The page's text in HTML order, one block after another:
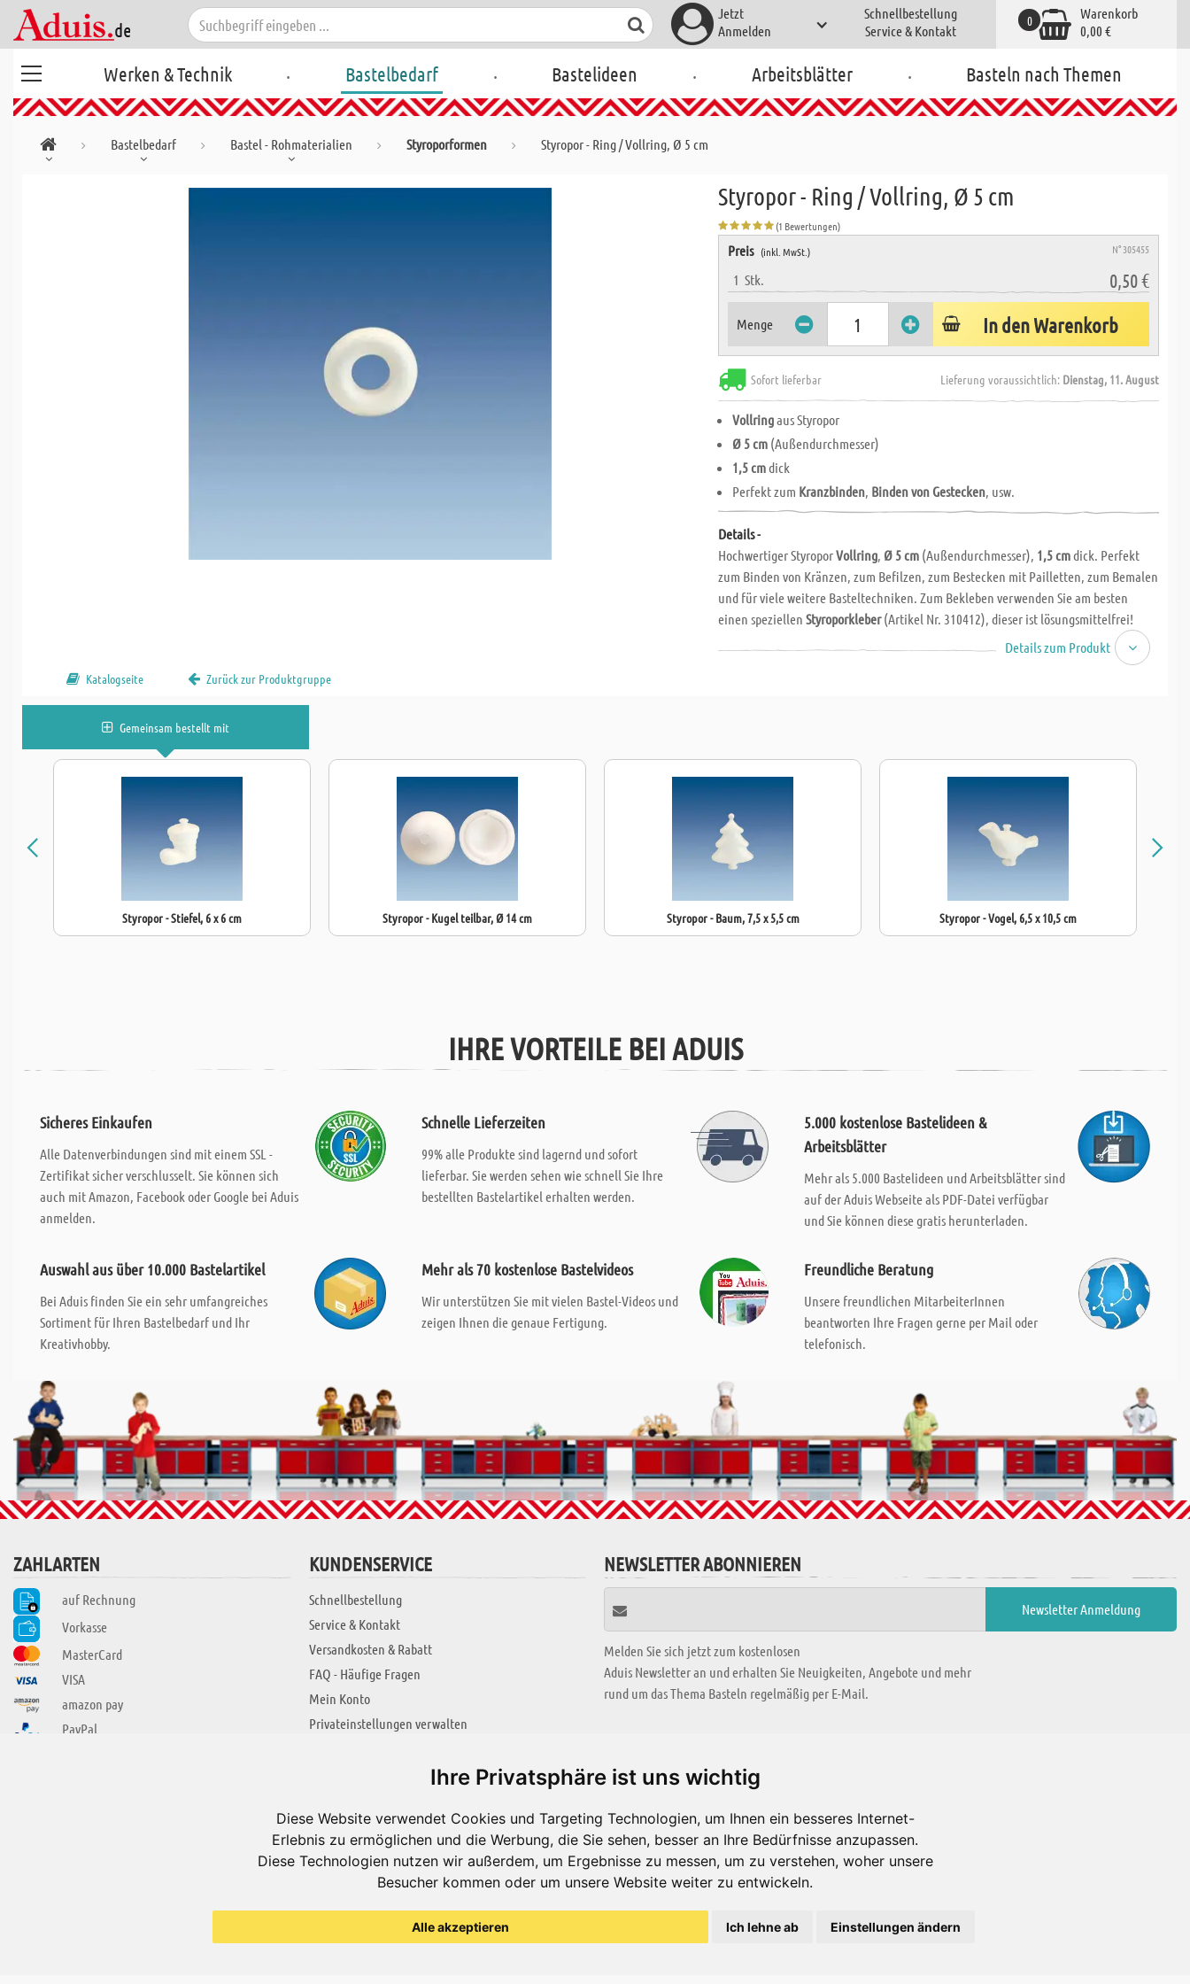
Ihre Privatsphäre ist uns wichtig
Diese Website verwendet Cookies und Targeting Technologien, um Ihnen ein besseres Internet-
Erlebnis zu ermöglichen und die Werbung, die Sie sehen, besser an Ihre Bedürfnisse anzupassen.
Diese Technologien nutzen wir außerdem, um Ergebnisse zu messen, um zu verstehen, woher unsere
Besucher kommen oder um unsere Website weiter zu entwickeln.
Alle akzeptieren Ich lehne ab Einstellungen ändern
Jetzt
Anmelden
Schnellbestellung
Service & Kontakt
Warenkorb
0,00 €
0
Werken & Technik . Bastelbedarf . Bastelideen . Arbeitsblätter . Basteln nach Themen
Bastelbedarf Bastel - Rohmaterialien Styroporformen Styropor - Ring / Vollring, Ø 5 cm
Styropor - Ring / Vollring, Ø 5 cm
(1 Bewertungen)
Preis (inkl. MwSt.) N° 305455
1Stk. 0,50 €
Menge In den Warenkorb
Sofort lieferbar Lieferung voraussichtlich: Dienstag, 11. August
Vollringaus Styropor
Ø 5 cm (Außendurchmesser)
1,5 cmdick
Perfekt zum Kranzbinden, Binden von Gestecken, usw.
Details -
Hochwertiger StyroporVollring, Ø 5 cm (Außendurchmesser), 1,5 cmdick. Perfekt
zum Binden von Kränzen, zum Befilzen, zum Bestecken mit Pailletten, zum Bemalen
und für viele weitere Basteltechniken. Zum Bekleben verwenden Sie am besten
einen speziellenStyroporkleber(Artikel Nr. 310412), dieser ist lösungsmittelfrei!
Details zum Produkt
Katalogseite Zurück zur Produktgruppe
Gemeinsam bestellt mit
Styropor - Stiefel, 6 x 6 cm Styropor - Kugel teilbar, Ø 14 cm Styropor - Baum, 7,5 x 5,5 cm Styropor - Vogel, 6,5 x 10,5 cm
IHRE VORTEILE BEI ADUIS
Sicheres Einkaufen
Alle Datenverbindungen sind mit einem SSL -
Zertifikat sicher verschlusselt. Sie können sich
auch mit Amazon, Facebook oder Google bei Aduis
anmelden.
Schnelle Lieferzeiten
99% alle Produkte sind lagernd und sofort
lieferbar. Sie werden sehen wie schnell Sie Ihre
bestellten Bastelartikel erhalten werden.
5.000 kostenlose Bastelideen &
Arbeitsblätter
Mehr als 5.000 Bastelideen und Arbeitsblätter sind
auf der Aduis Webseite als PDF-Datei verfügbar
und Sie können diese gratis herunterladen.
Auswahl aus über 10.000 Bastelartikel
Bei Aduis finden Sie ein sehr umfangreiches
Sortiment für Ihren Bastelbedarf und Ihr
Kreativhobby.
Mehr als 70 kostenlose Bastelvideos
Wir unterstützen Sie mit vielen Bastel-Videos und
zeigen Ihnen die genaue Fertigung.
Freundliche Beratung
Unsere freundlichen MitarbeiterInnen
beantworten Ihre Fragen gerne per Mail oder
telefonisch.
ZAHLARTEN
auf Rechnung
Vorkasse
MasterCard
VISA
amazon pay
PayPal
KUNDENSERVICE
Schnellbestellung
Service & Kontakt
Versandkosten & Rabatt
FAQ - Häufige Fragen
Mein Konto
Privateinstellungen verwalten
NEWSLETTER ABONNIEREN
Melden Sie sich jetzt zum kostenlosen
Aduis Newsletter an und erhalten Sie Neuigkeiten, Angebote und mehr
rund um das Thema Basteln regelmäßig per E-Mail.
Jobs
Impressum
Datenschutzerklärung
KREATIV ZONE
Alle Videos
Bastelideen
Arbeitsblätter
Es gibt uns auch in